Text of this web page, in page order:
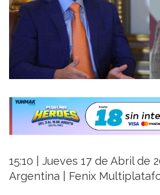
15:10 | Jueves 17 de Abril de
Argentina | Fenix